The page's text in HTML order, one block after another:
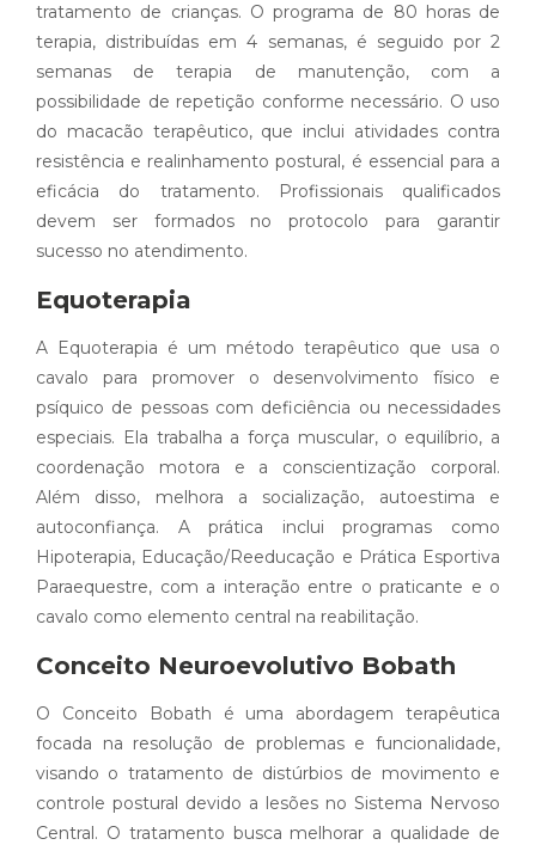
tratamento de crianças. O programa de 80 horas de
terapia, distribuídas em 4 semanas, é seguido por 2
semanas de terapia de manutenção, com a
possibilidade de repetição conforme necessário. O uso
do macacão terapêutico, que inclui atividades contra
resistência e realinhamento postural, é essencial para a
eficácia do tratamento. Profissionais qualificados
devem ser formados no protocolo para garantir
sucesso no atendimento.
Equoterapia
A Equoterapia é um método terapêutico que usa o
cavalo para promover o desenvolvimento físico e
psíquico de pessoas com deficiência ou necessidades
especiais. Ela trabalha a força muscular, o equilíbrio, a
coordenação motora e a conscientização corporal.
Além disso, melhora a socialização, autoestima e
autoconfiança. A prática inclui programas como
Hipoterapia, Educação/Reeducação e Prática Esportiva
Paraequestre, com a interação entre o praticante e o
cavalo como elemento central na reabilitação.
Conceito Neuroevolutivo Bobath
O Conceito Bobath é uma abordagem terapêutica
focada na resolução de problemas e funcionalidade,
visando o tratamento de distúrbios de movimento e
controle postural devido a lesões no Sistema Nervoso
Central. O tratamento busca melhorar a qualidade de